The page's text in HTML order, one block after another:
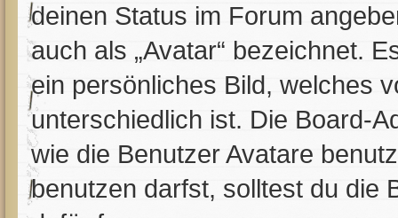
deinen Status im Forum
auch als „Avatar“ bezeichnet.
ein persönliches Bild, welches
unterschiedlich ist. Die Board-
wie die Benutzer Avatare
benutzen darfst, solltest du die